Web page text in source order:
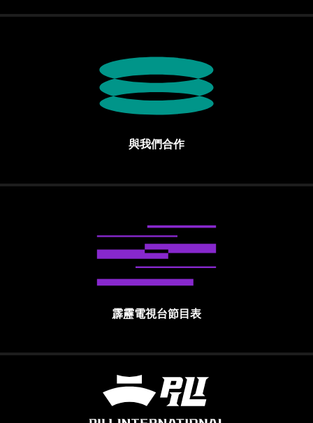
與我們合作
霹靂電視台節目表
霹靂國際多媒體股份有限公司 PILI